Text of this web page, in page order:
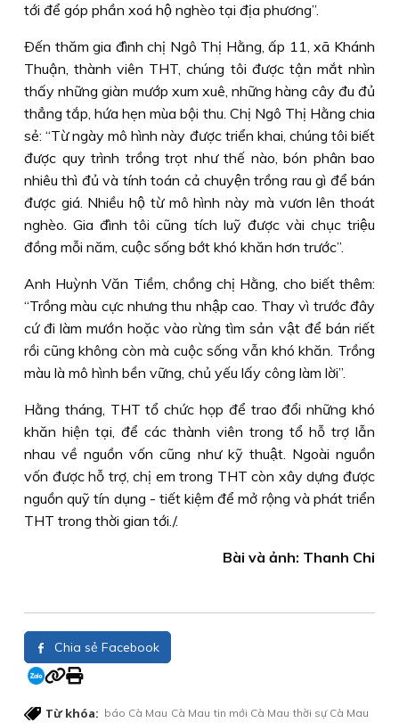
tới để góp phần xoá hộ nghèo tại địa phương”.
Ðến thăm gia đình chị Ngô Thị Hằng, ấp 11, xã Khánh
Thuận, thành viên THT, chúng tôi được tận mắt nhìn
thấy những giàn mướp xum xuê, những hàng cây đu đủ
thẳng tắp, hứa hẹn mùa bội thu. Chị Ngô Thị Hằng chia
sẻ: “Từ ngày mô hình này được triển khai, chúng tôi biết
được quy trình trồng trọt như thế nào, bón phân bao
nhiêu thì đủ và tính toán cả chuyện trồng rau gì để bán
được giá. Nhiều hộ từ mô hình này mà vươn lên thoát
nghèo. Gia đình tôi cũng tích luỹ được vài chục triệu
đồng mỗi năm, cuộc sống bớt khó khăn hơn trước”.
Anh Huỳnh Văn Tiềm, chồng chị Hằng, cho biết thêm:
“Trồng màu cực nhưng thu nhập cao. Thay vì trước đây
cứ đi làm mướn hoặc vào rừng tìm sản vật để bán riết
rồi cũng không còn mà cuộc sống vẫn khó khăn. Trồng
màu là mô hình bền vững, chủ yếu lấy công làm lời”.
Hằng tháng, THT tổ chức họp để trao đổi những khó
khăn hiện tại, để các thành viên trong tổ hỗ trợ lẫn
nhau về nguồn vốn cũng như kỹ thuật. Ngoài nguồn
vốn được hỗ trợ, chị em trong THT còn xây dựng được
nguồn quỹ tín dụng - tiết kiệm để mở rộng và phát triển
THT trong thời gian tới./.
Bài và ảnh: Thanh Chi
Chia sẻ Facebook
Từ khóa: báo Cà Mau Cà Mau tin mới Cà Mau thời sự Cà Mau